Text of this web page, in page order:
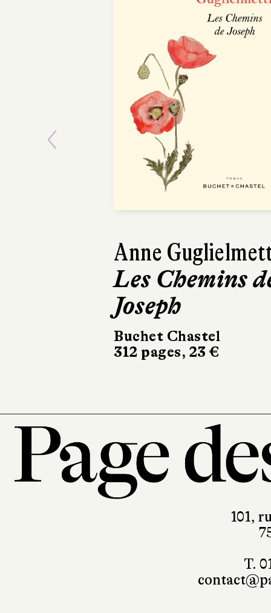
Anne
Les Chemins
Joseph
Buchet Chastel
312 pages, 23 €
Paul
Le
Le Livre
336
Previous
101,
T.